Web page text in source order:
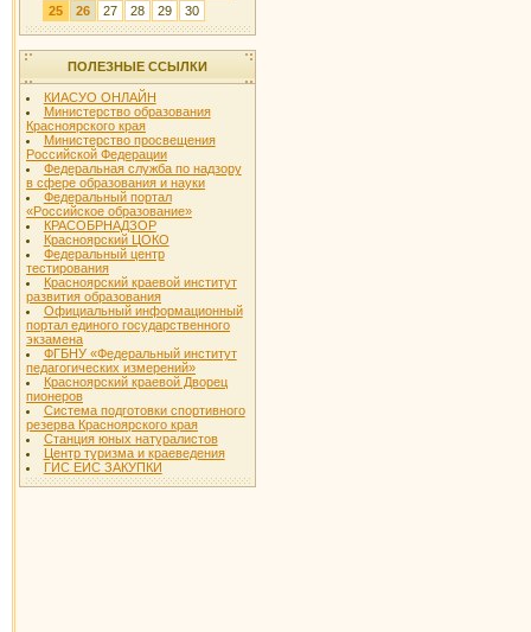
25
26 27 28 29 30
ПОЛЕЗНЫЕ ССЫЛКИ
КИАСУО ОНЛАЙН
Министерство образования
Красноярского края
Министерство просвещения
Российской Федерации
Федеральная служба по надзору
в сфере образования и науки
Федеральный портал
«Российское образование»
КРАСОБРНАДЗОР
Красноярский ЦОКО
Федеральный центр
тестирования
Красноярский краевой институт
развития образования
Официальный информационный
портал единого государственного
экзамена
ФГБНУ «Федеральный институт
педагогических измерений»
Красноярский краевой Дворец
пионеров
Система подготовки спортивного
резерва Красноярского края
Станция юных натуралистов
Центр туризма и краеведения
ГИС ЕИС ЗАКУПКИ